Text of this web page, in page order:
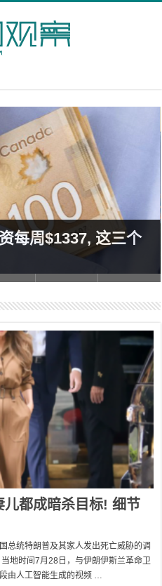
每周$1337, 这三个
都成暗杀目标! 细节
总统特朗普及其家人发出死亡威胁的调
地时间7月28日，与伊朗伊斯兰革命卫
由人工智能生成的视频 …